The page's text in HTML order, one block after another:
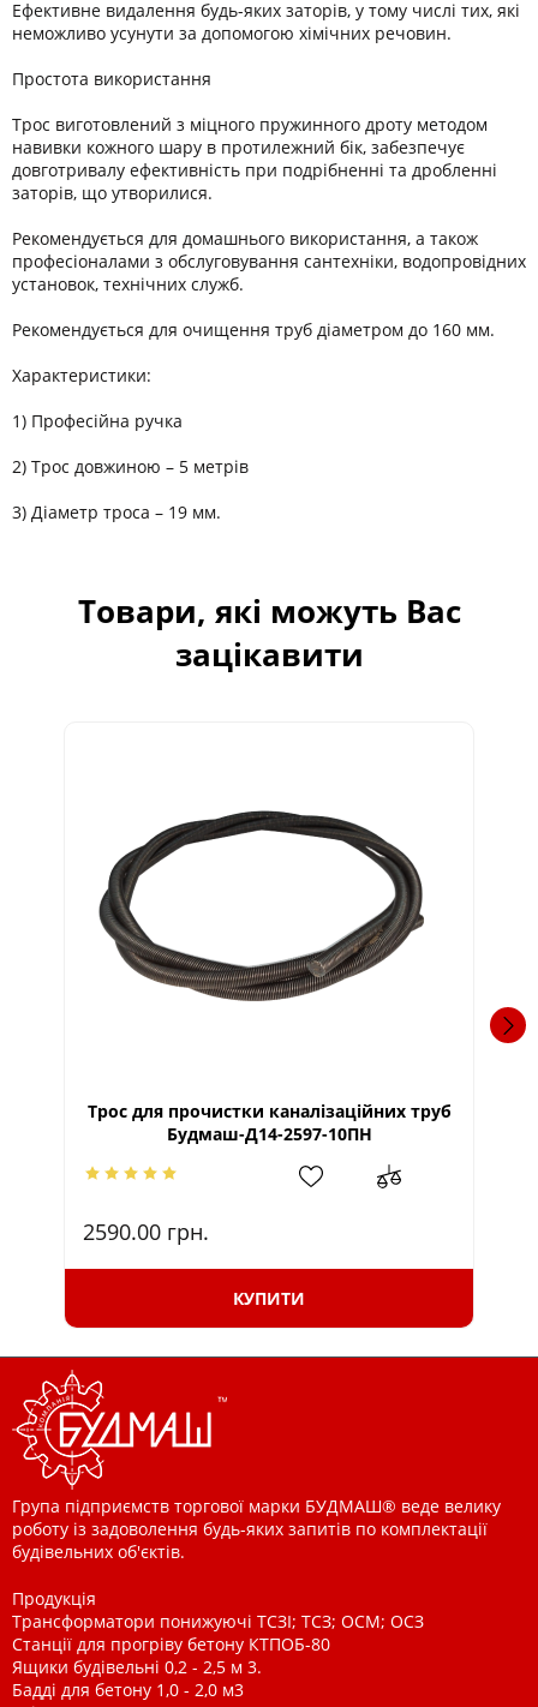
Ефективне видалення будь-яких заторів, у тому числі тих, які
неможливо усунути за допомогою хімічних речовин.
Простота використання
Трос виготовлений з міцного пружинного дроту методом
навивки кожного шару в протилежний бік, забезпечує
довготривалу ефективність при подрібненні та дробленні
заторів, що утворилися.
Рекомендується для домашнього використання, а також
професіоналами з обслуговування сантехніки, водопровідних
установок, технічних служб.
Рекомендується для очищення труб діаметром до 160 мм.
Характеристики:
1) Професійна ручка
2) Трос довжиною – 5 метрів
3) Діаметр троса – 19 мм.
Товари, які можуть Вас
зацікавити
Трос для прочистки каналізаційних труб
Будмаш-Д14-2597-10ПН
2590.00 грн.
КУПИТИ
Група підприємств торгової марки БУДМАШ® веде велику
роботу із задоволення будь-яких запитів по комплектації
будівельних об'єктів.
Продукція
Трансформатори понижуючі ТСЗІ; ТСЗ; ОСМ; ОСЗ
Станції для прогріву бетону КТПОБ-80
Ящики будівельні 0,2 - 2,5 м 3.
Бадді для бетону 1,0 - 2,0 м3